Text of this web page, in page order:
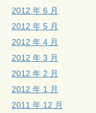
2012 年 6 月
2012 年 5 月
2012 年 4 月
2012 年 3 月
2012 年 2 月
2012 年 1 月
2011 年 12 月